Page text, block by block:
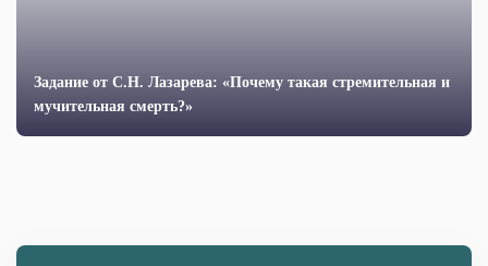
Задание от С.Н. Лазарева: «Почему такая стремительная и
мучительная смерть?»